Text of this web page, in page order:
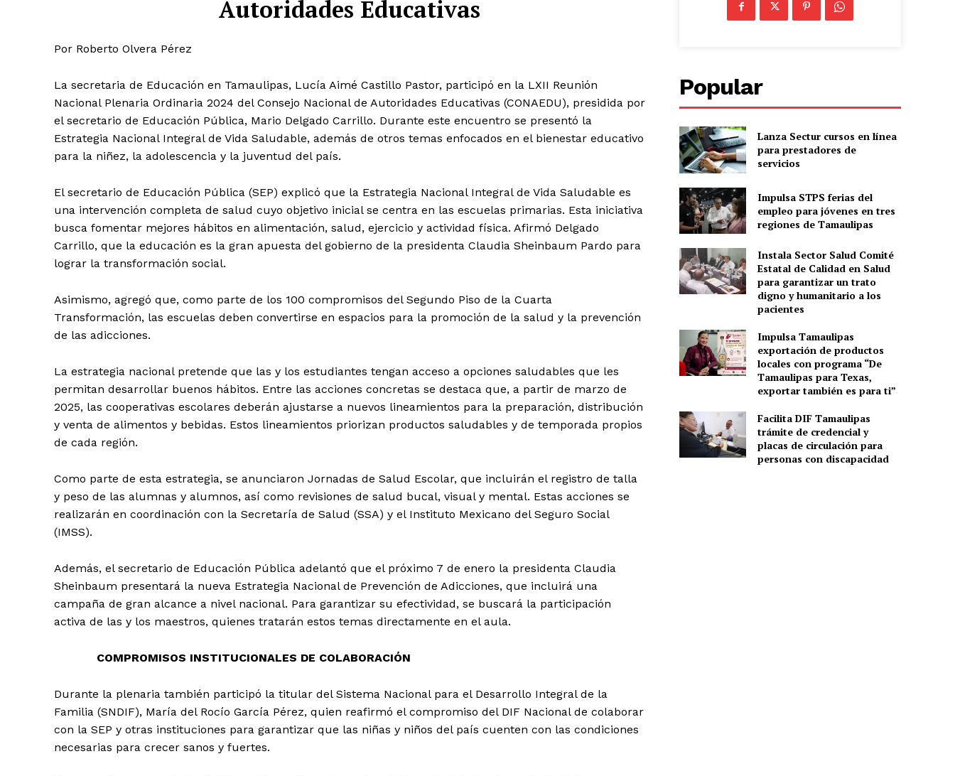
Autoridades Educativas
Por Roberto Olvera Pérez
La secretaria de Educación en Tamaulipas, Lucía Aimé Castillo Pastor, participó en la LXII Reunión
Nacional Plenaria Ordinaria 2024 del Consejo Nacional de Autoridades Educativas (CONAEDU), presidida por
el secretario de Educación Pública, Mario Delgado Carrillo. Durante este encuentro se presentó la
Estrategia Nacional Integral de Vida Saludable, además de otros temas enfocados en el bienestar educativo
para la niñez, la adolescencia y la juventud del país.
El secretario de Educación Pública (SEP) explicó que la Estrategia Nacional Integral de Vida Saludable es
una intervención completa de salud cuyo objetivo inicial se centra en las escuelas primarias. Esta iniciativa
busca fomentar mejores hábitos en alimentación, salud, ejercicio y actividad física. Afirmó Delgado
Carrillo, que la educación es la gran apuesta del gobierno de la presidenta Claudia Sheinbaum Pardo para
lograr la transformación social.
Asimismo, agregó que, como parte de los 100 compromisos del Segundo Piso de la Cuarta
Transformación, las escuelas deben convertirse en espacios para la promoción de la salud y la prevención
de las adicciones.
La estrategia nacional pretende que las y los estudiantes tengan acceso a opciones saludables que les
permitan desarrollar buenos hábitos. Entre las acciones concretas se destaca que, a partir de marzo de
2025, las cooperativas escolares deberán ajustarse a nuevos lineamientos para la preparación, distribución
y venta de alimentos y bebidas. Estos lineamientos priorizan productos saludables y de temporada propios
de cada región.
Como parte de esta estrategia, se anunciaron Jornadas de Salud Escolar, que incluirán el registro de talla
y peso de las alumnas y alumnos, así como revisiones de salud bucal, visual y mental. Estas acciones se
realizarán en coordinación con la Secretaría de Salud (SSA) y el Instituto Mexicano del Seguro Social
(IMSS).
Además, el secretario de Educación Pública adelantó que el próximo 7 de enero la presidenta Claudia
Sheinbaum presentará la nueva Estrategia Nacional de Prevención de Adicciones, que incluirá una
campaña de gran alcance a nivel nacional. Para garantizar su efectividad, se buscará la participación
activa de las y los maestros, quienes tratarán estos temas directamente en el aula.
COMPROMISOS INSTITUCIONALES DE COLABORACIÓN
Durante la plenaria también participó la titular del Sistema Nacional para el Desarrollo Integral de la
Familia (SNDIF), María del Rocío García Pérez, quien reafirmó el compromiso del DIF Nacional de colaborar
con la SEP y otras instituciones para garantizar que las niñas y niños del país cuenten con las condiciones
necesarias para crecer sanos y fuertes.
Popular
Lanza Sectur cursos en línea
para prestadores de
servicios
Impulsa STPS ferias del
empleo para jóvenes en tres
regiones de Tamaulipas
Instala Sector Salud Comité
Estatal de Calidad en Salud
para garantizar un trato
digno y humanitario a los
pacientes
Impulsa Tamaulipas
exportación de productos
locales con programa “De
Tamaulipas para Texas,
exportar también es para ti”
Facilita DIF Tamaulipas
trámite de credencial y
placas de circulación para
personas con discapacidad